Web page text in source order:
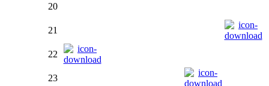
20
21
22
23